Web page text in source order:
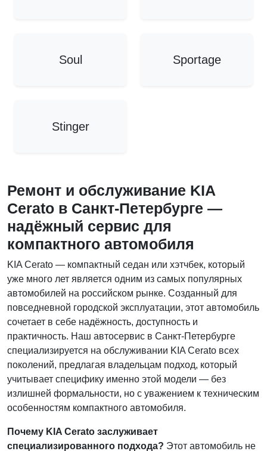
Soul Sportage
Stinger
Ремонт и обслуживание KIA
Cerato в Санкт-Петербурге —
надёжный сервис для
компактного автомобиля
KIA Cerato — компактный седан или хэтчбек, который
уже много лет является одним из самых популярных
автомобилей на российском рынке. Созданный для
повседневной городской эксплуатации, этот автомобиль
сочетает в себе надёжность, доступность и
практичность. Наш автосервис в Санкт-Петербурге
специализируется на обслуживании KIA Cerato всех
поколений, предлагая владельцам подход, который
учитывает специфику именно этой модели — без
излишней формальности, но с уважением к техническим
особенностям компактного автомобиля.
Почему KIA Cerato заслуживает
специализированного подхода? Этот автомобиль не